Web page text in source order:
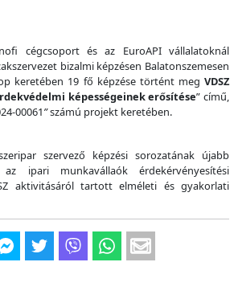
cégcsoport és az EuroAPI vállalatoknál
bizalmi képzésen Balatonszemesen
keretében 19 fő képzése történt meg VDSZ
képességeinek erősítése” című,
00061”számú projekt keretében.
szervező képzési sorozatának újabb
ipari munkavállaók érdekérvényesítési
aktivitásáról tartott elméleti és gyakorlati